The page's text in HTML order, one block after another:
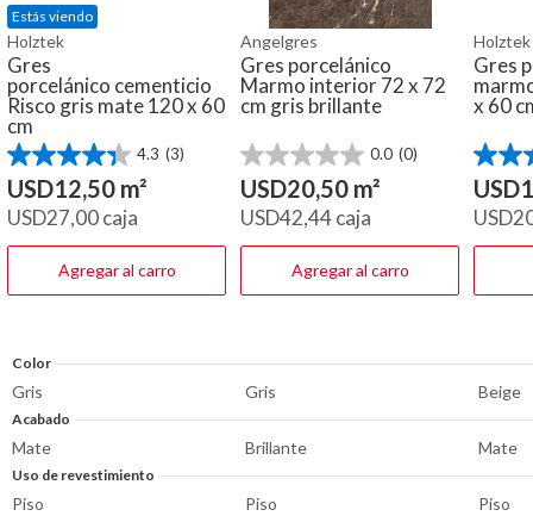
Estás viendo
Holztek
Gres
porcelánico cementicio
Risco gris mate 120 x 60
cm
4.3 (3)
4.3
de
5
estrellas.
USD12,50 m²
USD27,00caja
Agregar al carro
Angelgres
Gres porcelánico
Marmo interior 72 x 72
cm gris brillante
0.0 (0)
0.0
de
5
estrellas.
USD20,50 m²
USD42,44caja
Agregar al carro
Holztek
Gres
x 60
4.0
de
5
USD
USD
Color
Gris Gris Beige
Acabado
Mate Brillante Mate
Uso de revestimiento
Piso Piso Piso